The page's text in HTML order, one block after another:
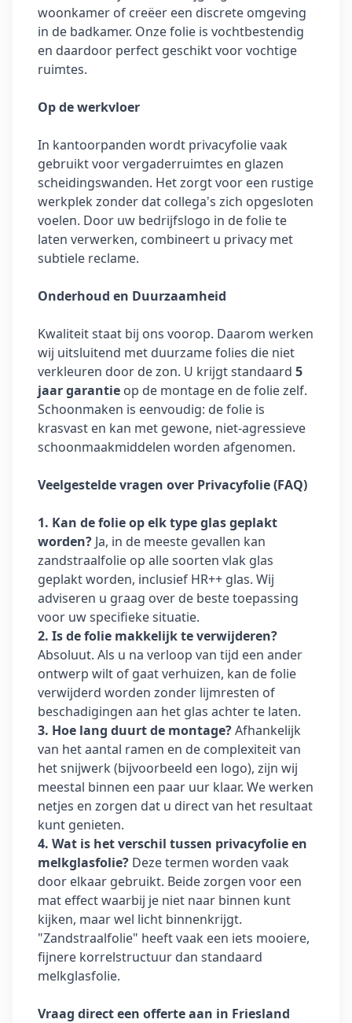
woonkamer of creëer een discrete omgeving
in de badkamer. Onze folie is vochtbestendig
en daardoor perfect geschikt voor vochtige
ruimtes.
Op de werkvloer
In kantoorpanden wordt privacyfolie vaak
gebruikt voor vergaderruimtes en glazen
scheidingswanden. Het zorgt voor een rustige
werkplek zonder dat collega's zich opgesloten
voelen. Door uw bedrijfslogo in de folie te
laten verwerken, combineert u privacy met
subtiele reclame.
Onderhoud en Duurzaamheid
Kwaliteit staat bij ons voorop. Daarom werken
wij uitsluitend met duurzame folies die niet
verkleuren door de zon. U krijgt standaard 5
jaar garantie op de montage en de folie zelf.
Schoonmaken is eenvoudig: de folie is
krasvast en kan met gewone, niet-agressieve
schoonmaakmiddelen worden afgenomen.
Veelgestelde vragen over Privacyfolie (FAQ)
1. Kan de folie op elk type glas geplakt
worden? Ja, in de meeste gevallen kan
zandstraalfolie op alle soorten vlak glas
geplakt worden, inclusief HR++ glas. Wij
adviseren u graag over de beste toepassing
voor uw specifieke situatie.
2. Is de folie makkelijk te verwijderen?
Absoluut. Als u na verloop van tijd een ander
ontwerp wilt of gaat verhuizen, kan de folie
verwijderd worden zonder lijmresten of
beschadigingen aan het glas achter te laten.
3. Hoe lang duurt de montage?Afhankelijk
van het aantal ramen en de complexiteit van
het snijwerk (bijvoorbeeld een logo), zijn wij
meestal binnen een paar uur klaar. We werken
netjes en zorgen dat u direct van het resultaat
kunt genieten.
4. Wat is het verschil tussen privacyfolie en
melkglasfolie? Deze termen worden vaak
door elkaar gebruikt. Beide zorgen voor een
mat effect waarbij je niet naar binnen kunt
kijken, maar wel licht binnenkrijgt.
"Zandstraalfolie" heeft vaak een iets mooiere,
fijnere korrelstructuur dan standaard
melkglasfolie.
Vraag direct een offerte aan in Friesland